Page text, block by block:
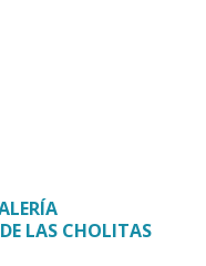
LAS CHOLITAS